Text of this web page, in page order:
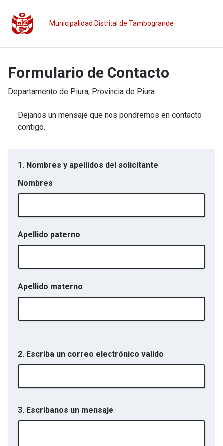
Municipalidad Distrital de Tambogrande
Formulario de Contacto
Departamento de Piura, Provincia de Piura
Dejanos un mensaje que nos pondremos en contacto
contigo.
1. Nombres y apellidos del solicitante
Nombres
Apellido paterno
Apellido materno
2. Escriba un correo electrónico valido
3. Escribanos un mensaje